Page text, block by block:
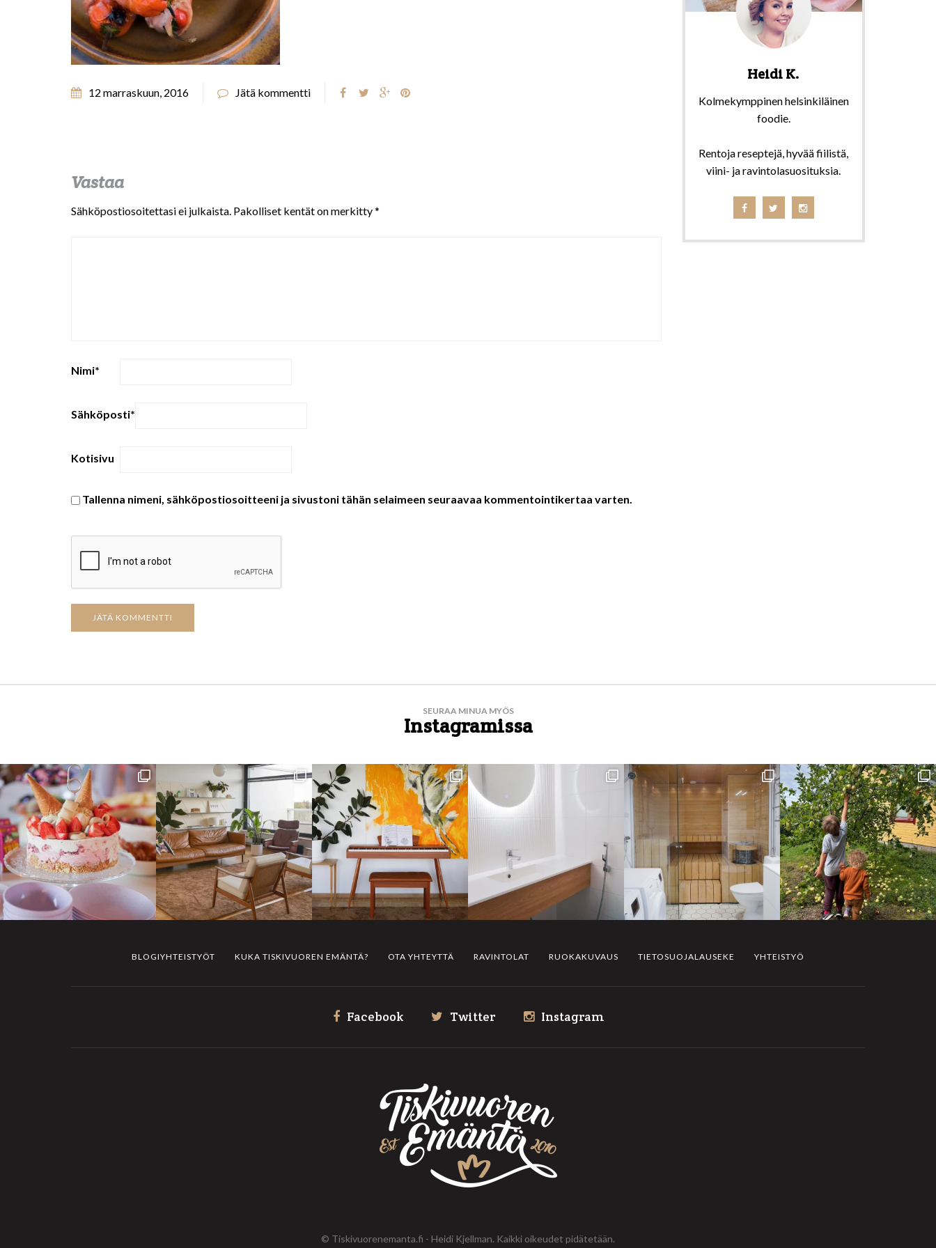
12 marraskuun, 2016 Jätä kommentti
Vastaa
Sähköpostiosoitettasi ei julkaista. Pakolliset kentät on merkitty*
Nimi*
Sähköposti*
Kotisivu
Tallenna nimeni, sähköpostiosoitteeni ja sivustoni tähän selaimeen seuraavaa kommentointikertaa varten.
Heidi K.
Kolmekymppinen helsinkiläinen
foodie.
Rentoja reseptejä, hyvää fiilistä,
viini- ja ravintolasuosituksia.
SEURAA MINUA MYÖS
Instagramissa
BLOGIYHTEISTYÖT KUKA TISKIVUOREN EMÄNTÄ? OTA YHTEYTTÄ RAVINTOLAT RUOKAKUVAUS TIETOSUOJALAUSEKE YHTEISTYÖ
Facebook Twitter Instagram
© Tiskivuorenemanta.fi - Heidi Kjellman. Kaikki oikeudet pidätetään.